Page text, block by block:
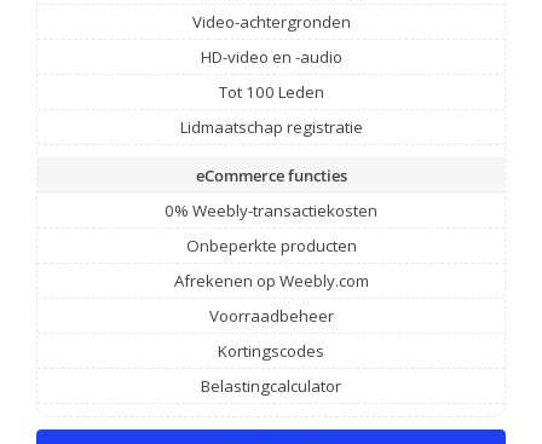
Video-achtergronden
HD-video en -audio
Tot 100 Leden
Lidmaatschap registratie
eCommerce functies
0% Weebly-transactiekosten
Onbeperkte producten
Afrekenen op Weebly.com
Voorraadbeheer
Kortingscodes
Belastingcalculator